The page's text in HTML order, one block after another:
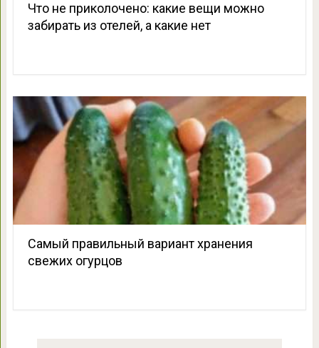
Что не приколочено: какие вещи можно
забирать из отелей, а какие нет
Самый правильный вариант хранения
свежих огурцов